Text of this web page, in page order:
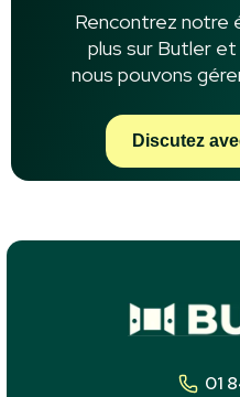
Rencontrez notre
plus sur Butler
nous pouvons
Discutez
01